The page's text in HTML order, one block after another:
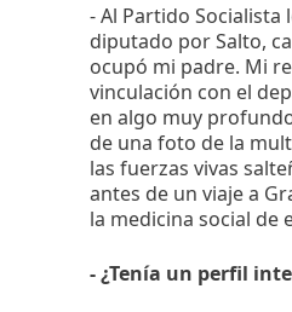
- Al Partido
diputado por Salto,
ocupó mi padre. Mi
vinculación con el
en algo muy
de una foto de la
las fuerzas vivas
antes de un viaje a
la medicina social de
- ¿Tenía un perfil